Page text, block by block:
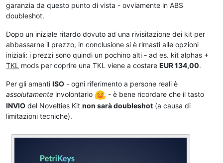
garanzia da questo punto di vista - ovviamente in ABS
doubleshot.
Dopo un iniziale ritardo dovuto ad una rivisitazione dei kit per
abbassarne il prezzo, in conclusione si è rimasti alle opzioni
iniziali: i prezzi sono quindi un pochino alti - ad es. kit alphas +
TKL mods per coprire una TKL viene a costare EUR 134,00.
Per gli amanti ISO - ogni riferimento a persone reali è
assolutamente involontario
- è bene ricordare che il tasto
INVIO del Novelties Kit non sarà doubleshot (a causa di
limitazioni tecniche).